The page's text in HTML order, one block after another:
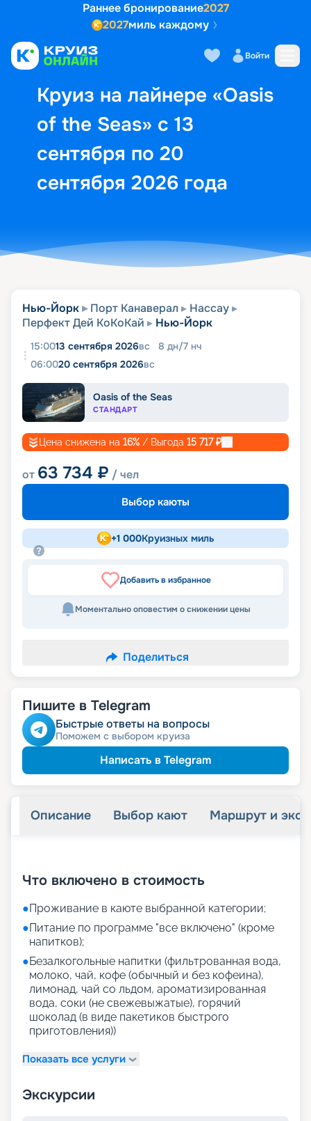
Раннее бронирование2027
2027миль каждому
Войти
Круиз на лайнере «Oasis
of the Seas» с 13
сентября по 20
сентября 2026 года
Выбор кают Маршрут и
Нью-Йорк Порт Канаверал
Нассау
Перфект Дей КоКоКай
Нью-Йорк
15:0013 сентября 2026вс 8 дн/7 нч
06:0020 сентября 2026вс
Oasis of the Seas
СТАНДАРТ
Цена снижена на 16% / Выгода 15 717₽
от 63 734 ₽ / чел
Выбор каюты
+1 000Круизных миль
Добавить в избранное
Моментально оповестим о снижении цены
Поделиться
Пишите в Telegram
Быстрые ответы на вопросы
Поможем с выбором круиза
Написать в Telegram
Описание Выбор кают Маршрут и
Что включено в стоимость
●Проживание в каюте выбранной категории;
●Питание по программе "все включено" (кроме
напитков);
●Безалкогольные напитки (фильтрованная вода,
молоко, чай, кофе (обычный и без кофеина),
лимонад, чай со льдом, ароматизированная
вода, соки (не свежевыжатые), горячий
шоколад (в виде пакетиков быстрого
приготовления))
Показать все услуги
Экскурсии